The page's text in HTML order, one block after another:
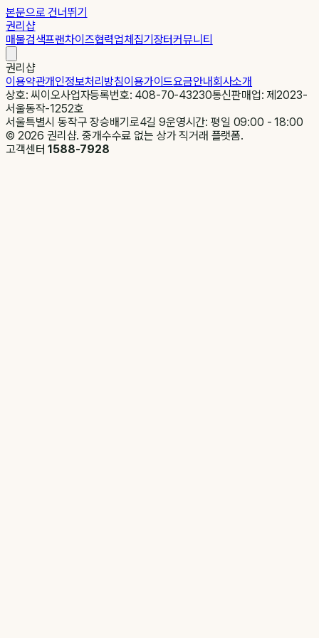
본문으로 건너뛰기
권리샵
매물검색프랜차이즈협력업체집기장터커뮤니티
권리샵
이용약관개인정보처리방침이용가이드요금안내회사소개
상호: 씨이오사업자등록번호: 408-70-43230통신판매업: 제2023-
서울동작-1252호
서울특별시 동작구 장승배기로4길 9운영시간: 평일 09:00 - 18:00
© 2026 권리샵. 중개수수료 없는 상가 직거래 플랫폼.
고객센터1588-7928